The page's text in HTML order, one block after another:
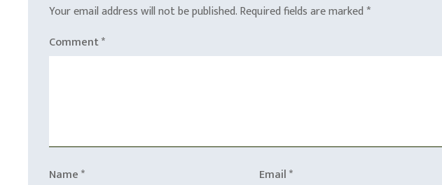
Your email address will not be published.Required fields are marked *
Comment*
Name* Email*